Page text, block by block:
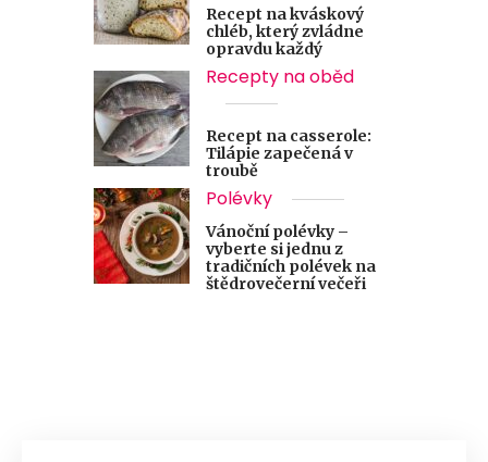
Recept na kváskový
chléb, který zvládne
opravdu každý
Recepty na oběd
Recept na casserole:
Tilápie zapečená v
troubě
Polévky
Vánoční polévky –
vyberte si jednu z
tradičních polévek na
štědrovečerní večeři